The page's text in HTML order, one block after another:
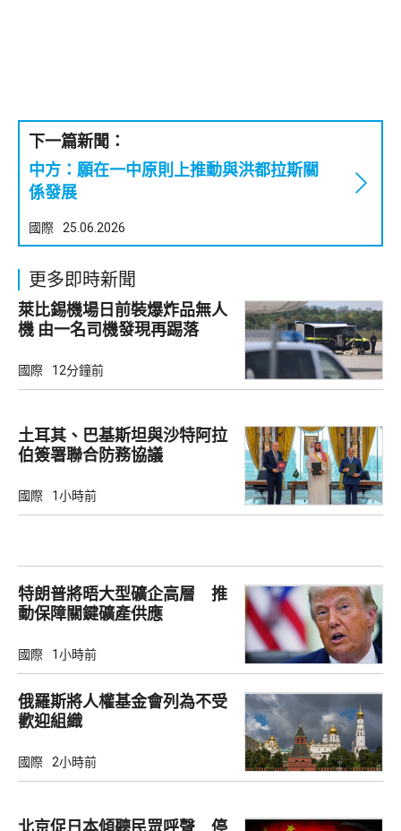
下一篇新聞：
中方：願在一中原則上推動與洪都拉斯關
係發展
國際 25.06.2026
更多即時新聞
萊比錫機場日前裝爆炸品無人
機 由一名司機發現再踢落
國際 12分鐘前
土耳其、巴基斯坦與沙特阿拉
伯簽署聯合防務協議
國際 1小時前
特朗普將晤大型礦企高層 推
動保障關鍵礦產供應
國際 1小時前
俄羅斯將人權基金會列為不受
歡迎組織
國際 2小時前